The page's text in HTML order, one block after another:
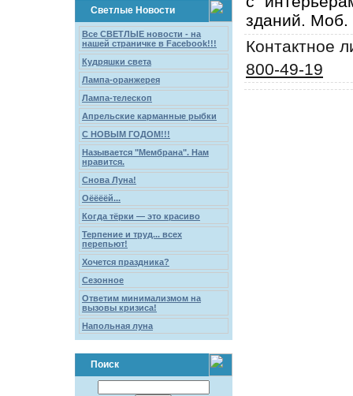
Светлые Новости
Все СВЕТЛЫЕ новости - на
нашей страничке в Facebook!!!
Кудряшки света
Лампа-оранжерея
Лампа-телескоп
Апрельские карманные рыбки
С НОВЫМ ГОДОМ!!!
Называется "Мембрана". Нам
нравится.
Снова Луна!
Оёёёёй...
Когда тёрки — это красиво
Терпение и труд... всех
перепьют!
Хочется праздника?
Сезонное
Ответим минимализмом на
вызовы кризиса!
Напольная луна
Поиск
зданий.
Контактное
800-49-19